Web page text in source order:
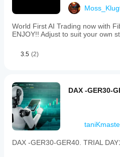
World First AI Trading now with
ENJOY!! Adjust to suit your own
3.5 (2)
DAX -
DAX -GER30-GER40. TRIAL